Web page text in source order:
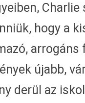
hogy a
arrogáns
újabb,
derül az